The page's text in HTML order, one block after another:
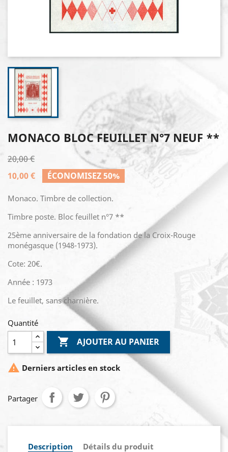
MONACO BLOC FEUILLET N°7 NEUF **
20,00 €
10,00 €
ÉCONOMISEZ 50%
Monaco. Timbre de collection.
Timbre poste. Bloc feuillet n°7 **
25ème anniversaire de la fondation de la Croix-Rouge
monégasque (1948-1973).
Cote: 20€.
Année : 1973
Le feuillet, sans charnière.
Quantité
 AJOUTER AU PANIER
 Derniers articles en stock
Partager
Description Détails du produit